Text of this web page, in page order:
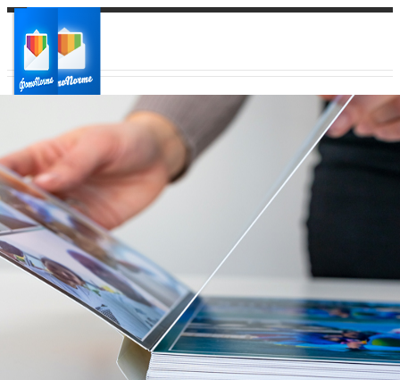
Ваш город:
Ваш регион доставки
Выберите из списка: